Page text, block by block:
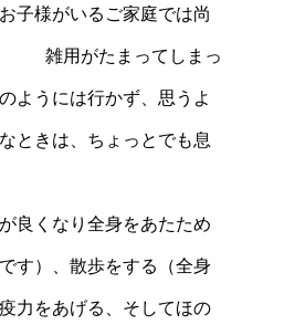
子様がいるご家庭では尚
ってしまっ
ようには行かず、思うよ
っとでも息
をあたため
す）、散歩をする（全身
力をあげる、そしてほの